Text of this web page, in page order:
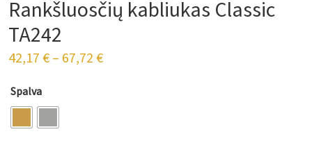
Rankšluosčių kabliukas Classic
TA242
42,17€– 67,72€
Spalva